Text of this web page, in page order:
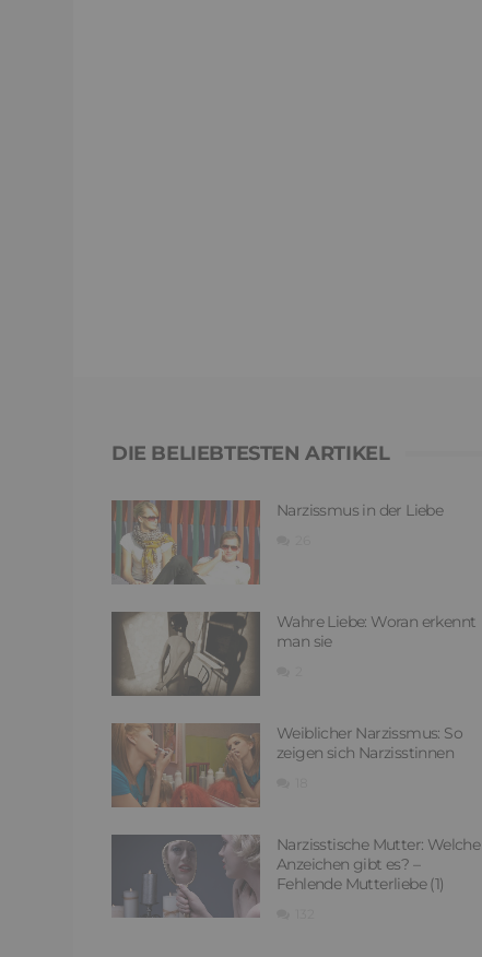
DIE BELIEBTESTEN ARTIKEL
Narzissmus in der Liebe
Wahre Liebe: Woran erkennt
man sie
Weiblicher Narzissmus: So
zeigen sich Narzisstinnen
Narzisstische Mutter: Welche
Anzeichen gibt es? –
Fehlende Mutterliebe (1)